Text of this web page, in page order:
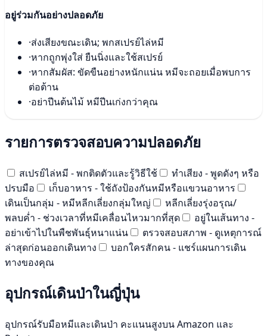
อยู่ร่วมกันอย่างปลอดภัย
·ส่งเสียงขณะเดิน; พกสเปรย์ไล่หมี
·หากถูกพุ่งใส่ ยืนนิ่งและใช้สเปรย์
·หากสัมผัส: ขัดขืนอย่างหนักแน่น หมีจะถอยเมื่อพบการ
ต่อต้าน
·อย่าปีนต้นไม้ หมีปีนเก่งกว่าคุณ
รายการตรวจสอบความปลอดภัย
สเปรย์ไล่หมี - พกติดตัวและรู้วิธีใช้
ทำเสียง - พูดดังๆ หรือ
ปรบมือ
เก็บอาหาร - ใช้ถังป้องกันหมีหรือแขวนอาหาร
เดินเป็นกลุ่ม - หมีหลีกเลี่ยงกลุ่มใหญ่
หลีกเลี่ยงรุ่งอรุณ/
พลบค่ำ - ช่วงเวลาที่หมีเคลื่อนไหวมากที่สุด
อยู่ในเส้นทาง -
อย่าเข้าไปในพืชพันธุ์หนาแน่น
ตรวจสอบสภาพ - ดูเหตุการณ์
ล่าสุดก่อนออกเดินทาง
บอกใครสักคน - แชร์แผนการเดิน
ทางของคุณ
อุปกรณ์เดินป่าในญี่ปุ่น
อุปกรณ์รับมือหมีและเดินป่า คะแนนสูงบน Amazon และ